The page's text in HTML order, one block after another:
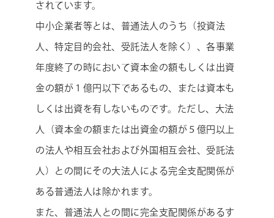
されています。
中小企業者等とは、普通法人のうち（投資法
人、特定目的会社、受託法人を除く）、各事業
年度終了の時において資本金の額もしくは出資
金の額が１億円以下であるもの、または資本も
しくは出資を有しないものです。ただし、大法
人（資本金の額または出資金の額が５億円以上
の法人や相互会社および外国相互会社、受託法
人）との間にその大法人による完全支配関係が
ある普通法人は除かれます。
また、普通法人との間に完全支配関係があるす